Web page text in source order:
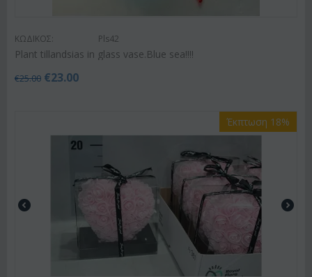
ΚΩΔΙΚΟΣ: Pls42
Plant tillandsias in glass vase.Blue sea!!!!
€25.00 €23.00
Έκπτωση 18%